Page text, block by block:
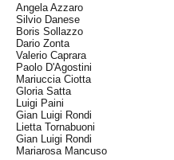
Angela Azzaro
Silvio Danese
Boris Sollazzo
Dario Zonta
Valerio Caprara
Paolo D'Agostini
Mariuccia Ciotta
Gloria Satta
Luigi Paini
Gian Luigi Rondi
Lietta Tornabuoni
Gian Luigi Rondi
Mariarosa Mancuso